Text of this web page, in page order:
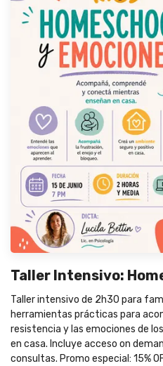
Taller Intensivo:
Taller intensivo de 2h30 para
herramientas prácticas para
resistencia y las emociones de
en casa. Incluye acceso on
consultas. Promo especial: 15%